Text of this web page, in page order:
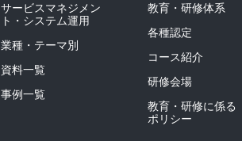
サービスマネジメン
ト・システム運用
業種・テーマ別
資料一覧
事例一覧
教育・研修体系
各種認定
コース紹介
研修会場
教育・研修に係る
ポリシー